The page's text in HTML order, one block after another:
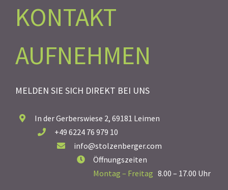
KONTAKT
AUFNEHMEN
MELDEN SIE SICH DIREKT BEI UNS
In der Gerberswiese 2, 69181 Leimen
+49 6224 76 979 10
info@stolzenberger.com
Öffnungszeiten
Montag – Freitag 8.00 – 17.00 Uhr